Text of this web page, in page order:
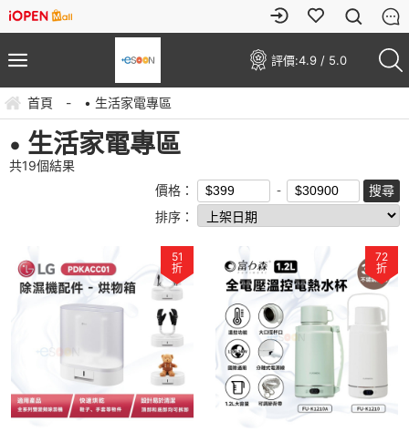
評價:4.9 / 5.0
首頁 - • 生活家電專區
• 生活家電專區
共19個結果
價格：
排序：
51
折
72
折